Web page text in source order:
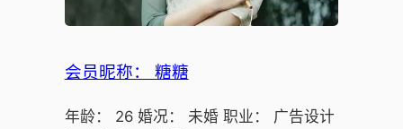
会员昵称： 糖糖
年龄： 26 婚况： 未婚 职业： 广告设计